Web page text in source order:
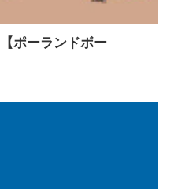
ポーランドボー